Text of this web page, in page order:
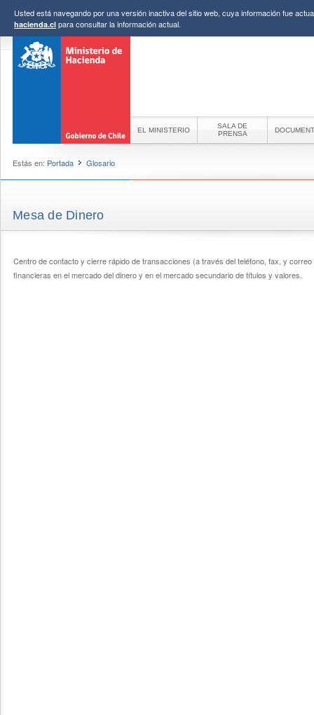
Usted está navegando por una versión inactiva del sitio web, cuya información fue
hacienda.cl para consultar la información actual.
EL MINISTERIO
SALA DE
PRENSA
Estás en: Portada Glosario
Mesa de Dinero
Centro de contacto y cierre rápido de transacciones (a través del teléfono, fax, y
financieras en el mercado del dinero y en el mercado secundario de títulos y valores.